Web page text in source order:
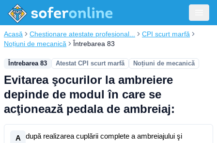
Acasă Chestionare atestate profesional...
CPI scurt marfă
Noțiuni de mecanică
Întrebarea 83
Întrebarea 83 Atestat CPI scurt marfă Noțiuni de mecanică
Evitarea şocurilor la ambreiere
depinde de modul în care se
acţionează pedala de ambreiaj:
A
după realizarea cuplării complete a ambreiajului şi